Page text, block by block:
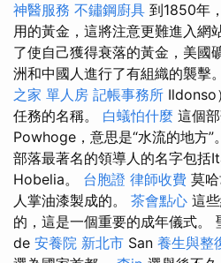
神醫服務 不鏽鋼廚具 到1850年
用的黃金，這將注意更難進入網
了使自己獲得衰落的黃金，美國
洲和中國人進行了有組織的襲擊
之家 單人房 記帳事務所 Ildonso
任務的名稱。 白蟻怕什麼 這個
Powhoge，意思是“水流的地方”
部落最著名的領導人的名字包括
Hobelia。 台胞證 律師收費 莫
人掌油漆製成的。 茶會點心 這
的，這是一個重要的成年儀式。
de 安養院 新北市 San 養生與整